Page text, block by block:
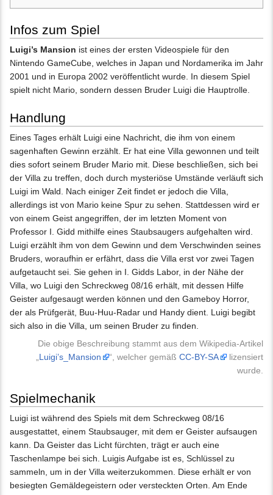
Infos zum Spiel
Luigi’s Mansion ist eines der ersten Videospiele für den
Nintendo GameCube, welches in Japan und Nordamerika im Jahr
2001 und in Europa 2002 veröffentlicht wurde. In diesem Spiel
spielt nicht Mario, sondern dessen Bruder Luigi die Hauptrolle.
Handlung
Eines Tages erhält Luigi eine Nachricht, die ihm von einem
sagenhaften Gewinn erzählt. Er hat eine Villa gewonnen und teilt
dies sofort seinem Bruder Mario mit. Diese beschließen, sich bei
der Villa zu treffen, doch durch mysteriöse Umstände verläuft sich
Luigi im Wald. Nach einiger Zeit findet er jedoch die Villa,
allerdings ist von Mario keine Spur zu sehen. Stattdessen wird er
von einem Geist angegriffen, der im letzten Moment von
Professor I. Gidd mithilfe eines Staubsaugers aufgehalten wird.
Luigi erzählt ihm von dem Gewinn und dem Verschwinden seines
Bruders, woraufhin er erfährt, dass die Villa erst vor zwei Tagen
aufgetaucht sei. Sie gehen in I. Gidds Labor, in der Nähe der
Villa, wo Luigi den Schreckweg 08/16 erhält, mit dessen Hilfe
Geister aufgesaugt werden können und den Gameboy Horror,
der als Prüfgerät, Buu-Huu-Radar und Handy dient. Luigi begibt
sich also in die Villa, um seinen Bruder zu finden.
Die obige Beschreibung stammt aus dem Wikipedia-Artikel
Luigi’s_Mansion “, welcher gemäß CC-BY-SA
lizensiert
wurde.
Spielmechanik
Luigi ist während des Spiels mit dem Schreckweg 08/16
ausgestattet, einem Staubsauger, mit dem er Geister aufsaugen
kann. Da Geister das Licht fürchten, trägt er auch eine
Taschenlampe bei sich. Luigis Aufgabe ist es, Schlüssel zu
sammeln, um in der Villa weiterzukommen. Diese erhält er von
besiegten Gemäldegeistern oder versteckten Orten. Am Ende